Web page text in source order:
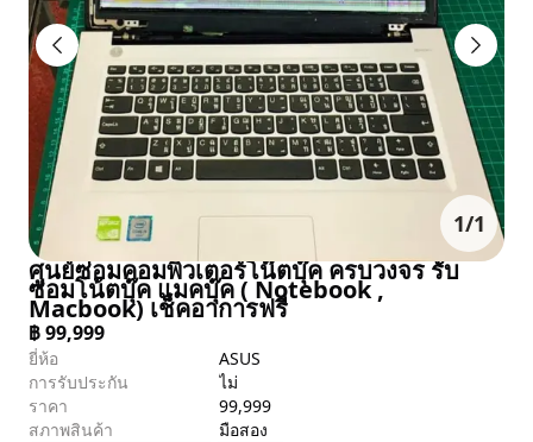
1/1
ศูนย์ซ่อมคอมพิวเตอร์โน๊ตบุ๊ค ครบวงจร รับ
ซ่อมโน้ตบุ๊ค แมคบุ๊ค ( Notebook ,
Macbook) เช็คอาการฟรี
฿99,999
ยี่ห้อ
ASUS
การรับประกัน
ไม่
ราคา
99,999
สภาพสินค้า
มือสอง